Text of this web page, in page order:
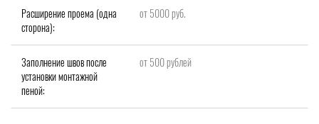
Расширение проема (одна
сторона):
от 5000 руб.
Заполнение швов после
установки монтажной
пеной:
от 500 рублей